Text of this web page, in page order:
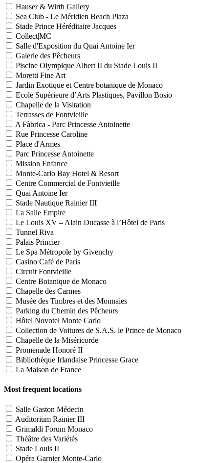
Hauser & Wirth Gallery
Sea Club - Le Méridien Beach Plaza
Stade Prince Héréditaire Jacques
Collect|MC
Salle d'Exposition du Quai Antoine Ier
Galerie des Pêcheurs
Piscine Olympique Albert II du Stade Louis II
Moretti Fine Art
Jardin Exotique et Centre botanique de Monaco
Ecole Supérieure d’Arts Plastiques, Pavillon Bosio
Chapelle de la Visitation
Terrasses de Fontvieille
A Fàbrica - Parc Princesse Antoinette
Rue Princesse Caroline
Place d'Armes
Parc Princesse Antoinette
Mission Enfance
Monte-Carlo Bay Hotel & Resort
Centre Commercial de Fontvieille
Quai Antoine Ier
Stade Nautique Rainier III
La Salle Empire
Le Louis XV – Alain Ducasse à l’Hôtel de Paris
Tunnel Riva
Palais Princier
Le Spa Métropole by Givenchy
Casino Café de Paris
Circuit Fontvieille
Centre Botanique de Monaco
Chapelle des Carmes
Musée des Timbres et des Monnaies
Parking du Chemin des Pêcheurs
Hôtel Novotel Monte Carlo
Collection de Voitures de S.A.S. le Prince de Monaco
Chapelle de la Miséricorde
Promenade Honoré II
Bibliothèque Irlandaise Princesse Grace
La Maison de France
Most frequent locations
Salle Gaston Médecin
Auditorium Rainier III
Grimaldi Forum Monaco
Théâtre des Variétés
Stade Louis II
Opéra Garnier Monte-Carlo